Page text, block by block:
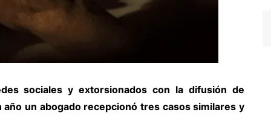
sociales y extorsionados con la difusión de
un abogado recepcionó tres casos similares y